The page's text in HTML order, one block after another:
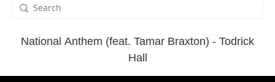
National Anthem (feat. Tamar Braxton) - Todrick
Hall